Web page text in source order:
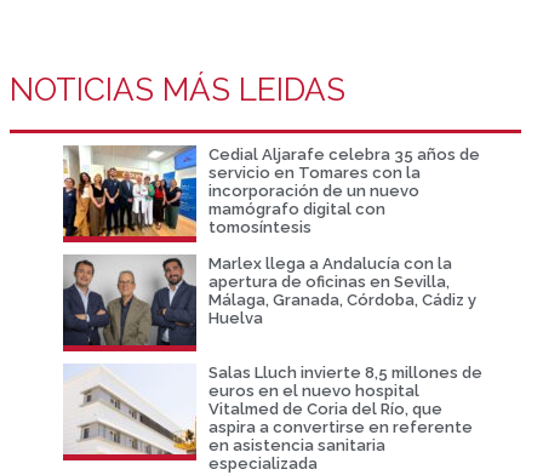
NOTICIAS MÁS LEIDAS
Cedial Aljarafe celebra 35 años de
servicio en Tomares con la
incorporación de un nuevo
mamógrafo digital con
tomosíntesis
Marlex llega a Andalucía con la
apertura de oficinas en Sevilla,
Málaga, Granada, Córdoba, Cádiz y
Huelva
Salas Lluch invierte 8,5 millones de
euros en el nuevo hospital
Vitalmed de Coria del Río, que
aspira a convertirse en referente
en asistencia sanitaria
especializada